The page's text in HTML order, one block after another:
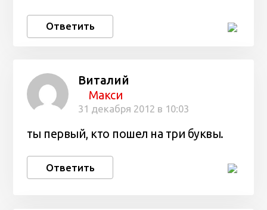
Ответить
Виталий
Макси
31 декабря 2012 в 10:03
ты первый, кто пошел на три буквы.
Ответить